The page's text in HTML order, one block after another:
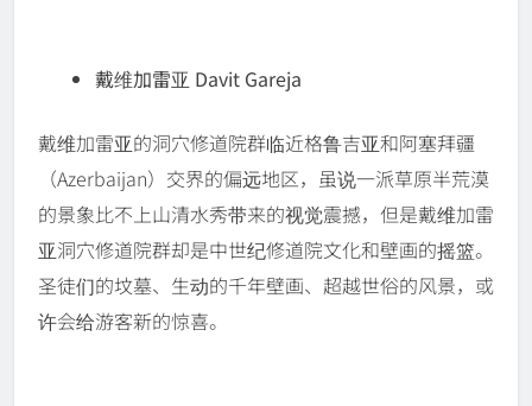
戴维加雷亚 Davit Gareja
戴维加雷亚的洞穴修道院群临近格鲁吉亚和阿塞拜疆
（Azerbaijan）交界的偏远地区，虽说一派草原半荒漠
的景象比不上山清水秀带来的视觉震撼，但是戴维加雷
亚洞穴修道院群却是中世纪修道院文化和壁画的摇篮。
圣徒们的坟墓、生动的千年壁画、超越世俗的风景，或
许会给游客新的惊喜。